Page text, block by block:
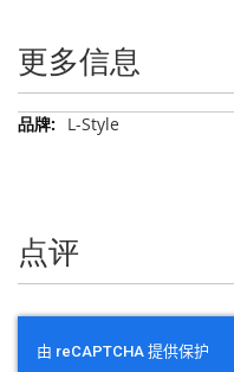
更多信息
更
L-Style
点评